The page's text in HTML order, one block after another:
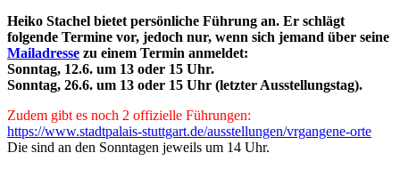
Heiko Stachel bietet persönliche Führung an. Er schlägt
folgende Termine vor, jedoch nur, wenn sich jemand über seine
Mailadresse zu einem Termin anmeldet:
Sonntag, 12.6. um 13 oder 15 Uhr.
Sonntag, 26.6. um 13 oder 15 Uhr (letzter Ausstellungstag).
Zudem gibt es noch 2 offizielle Führungen:
https://www.stadtpalais-stuttgart.de/ausstellungen/vrgangene-orte
Die sind an den Sonntagen jeweils um 14 Uhr.